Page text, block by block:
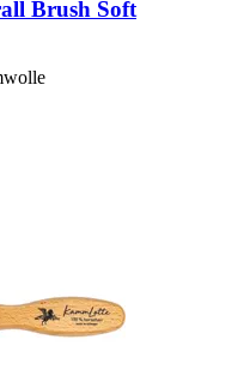
Brush Soft